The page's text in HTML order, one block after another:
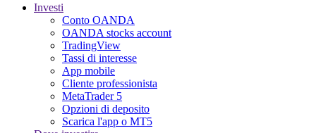
Investi
Conto OANDA
OANDA stocks account
TradingView
Tassi di interesse
App mobile
Cliente professionista
MetaTrader 5
Opzioni di deposito
Scarica l'app o MT5